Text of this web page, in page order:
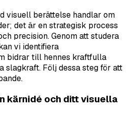
visuell berättelse handlar om
det är en strategisk process
precision. Genom att studera
vi identifiera
bidrar till hennes kraftfulla
slagkraft. Följ dessa steg för att
kärnidé och ditt visuella